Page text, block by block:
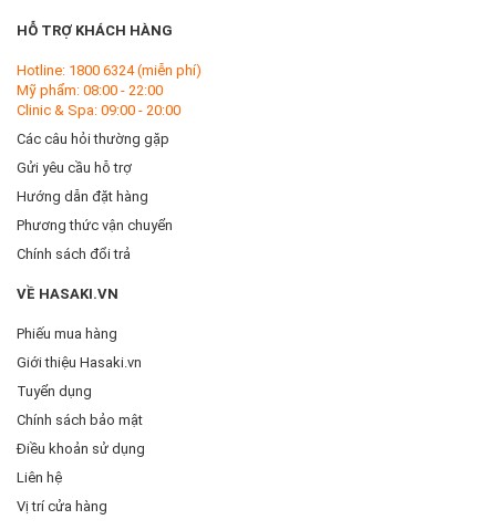
CN 8: 447 Phan Văn Trị, P.5, Q.Gò Vấp, Thành phố
CN 9: 6M-6M1 Nguyễn Ảnh Thủ, P.Trung Mỹ Tây,
Q.12, Thành phố TP.HCM
CN 10: 304 Lê Văn Quới, P.Bình Hưng Hoà A, Q.Bình
Tân, Thành phố TP.HCM
Thành phố TP.HCM
CN 13: 81 Hồ Tùng Mậu, P.Bến Nghé, Q.1, Thành phố
TP.HCM
CN 15: 15 Võ Văn Ngân, P.Linh Chiểu, Thành phố Thủ
Đức, Thành phố TP.HCM
HỖ TRỢ KHÁCH HÀNG
Hotline: 1800 6324 (miễn phí)
Mỹ phẩm: 08:00 - 22:00
Clinic & Spa: 09:00 - 20:00
Các câu hỏi thường gặp
Gửi yêu cầu hỗ trợ
Hướng dẫn đặt hàng
Phương thức vận chuyển
Chính sách đổi trả
VỀ HASAKI.VN
Phiếu mua hàng
Giới thiệu Hasaki.vn
Tuyển dụng
Chính sách bảo mật
Điều khoản sử dụng
Liên hệ
Vị trí cửa hàng